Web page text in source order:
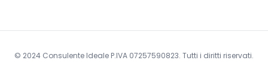
© 2024 Consulente Ideale P.IVA 07257590823. Tutti i diritti riservati.